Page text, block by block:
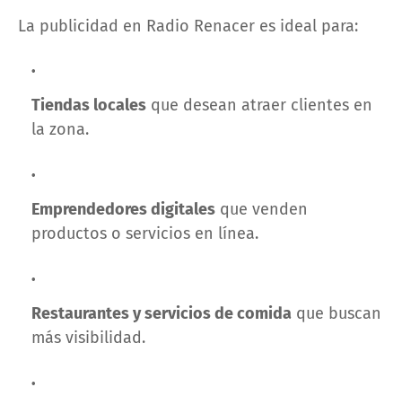
La publicidad en Radio Renacer es ideal para:
Tiendas locales que desean atraer clientes en
la zona.
Emprendedores digitales que venden
productos o servicios en línea.
Restaurantes y servicios de comida que buscan
más visibilidad.